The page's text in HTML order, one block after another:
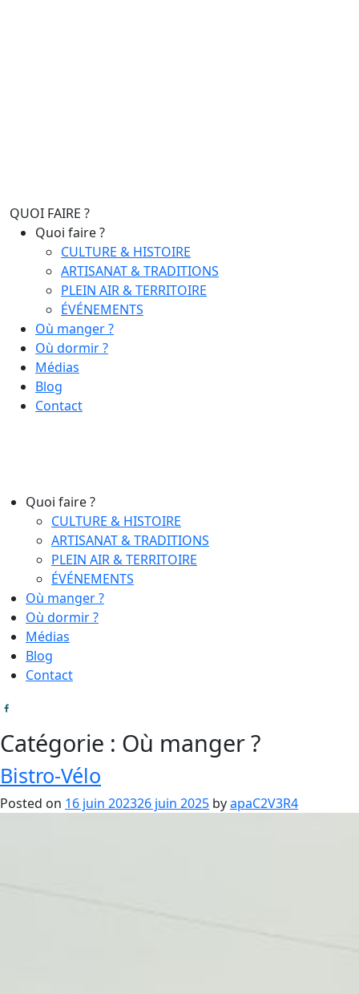
QUOI FAIRE ?
Quoi faire ?
CULTURE & HISTOIRE
ARTISANAT & TRADITIONS
PLEIN AIR & TERRITOIRE
ÉVÉNEMENTS
Où manger ?
Où dormir ?
Médias
Blog
Contact
Quoi faire ?
CULTURE & HISTOIRE
ARTISANAT & TRADITIONS
PLEIN AIR & TERRITOIRE
ÉVÉNEMENTS
Où manger ?
Où dormir ?
Médias
Blog
Contact
Catégorie : Où manger ?
Bistro-Vélo
Posted on 16 juin 202326 juin 2025 byapaC2V3R4